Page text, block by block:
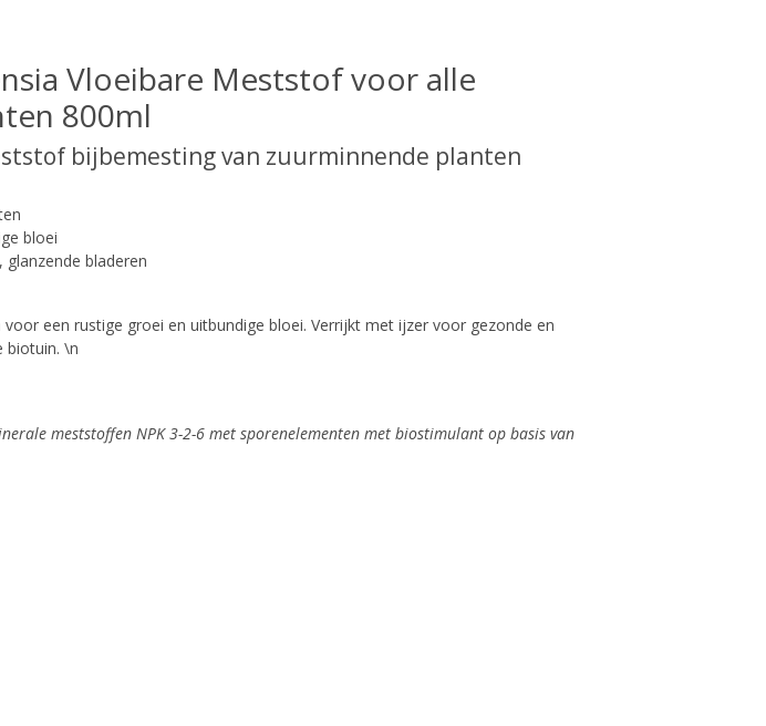
Vloeibare Meststof voor alle
800ml
bijbemesting van zuurminnende planten
bloei
bladeren
een rustige groei en uitbundige bloei. Verrijkt met ijzer voor gezonde en
biotuin. \n
meststoffen NPK 3-2-6 met sporenelementen met biostimulant op basis van